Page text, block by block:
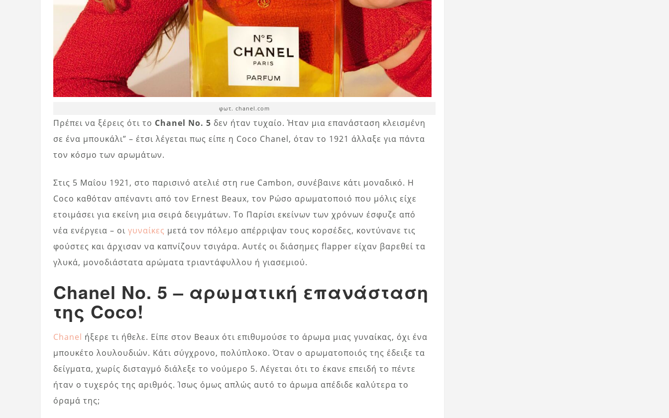
φωτ. chanel.com
Πρέπει να ξέρεις ότι το Chanel No. 5 δεν ήταν τυχαίο. Ήταν μια επανάσταση κλεισμένη
σε ένα μπουκάλι” – έτσι λέγεται πως είπε η Coco Chanel, όταν το 1921 άλλαξε για πάντα
τον κόσμο των αρωμάτων.
Στις 5 Μαΐου 1921, στο παρισινό ατελιέ στη rue Cambon, συνέβαινε κάτι μοναδικό. Η
Coco καθόταν απέναντι από τον Ernest Beaux, τον Ρώσο αρωματοποιό που μόλις είχε
ετοιμάσει για εκείνη μια σειρά δειγμάτων. Το Παρίσι εκείνων των χρόνων έσφυζε από
νέα ενέργεια – οι γυναίκες μετά τον πόλεμο απέρριψαν τους κορσέδες, κοντύνανε τις
φούστες και άρχισαν να καπνίζουν τσιγάρα. Αυτές οι διάσημες flapper είχαν βαρεθεί τα
γλυκά, μονοδιάστατα αρώματα τριαντάφυλλου ή γιασεμιού.
Chanel No. 5 – αρωματική επανάσταση
της Coco!
Chanel ήξερε τι ήθελε. Είπε στον Beaux ότι επιθυμούσε το άρωμα μιας γυναίκας, όχι ένα
μπουκέτο λουλουδιών. Κάτι σύγχρονο, πολύπλοκο. Όταν ο αρωματοποιός της έδειξε τα
δείγματα, χωρίς δισταγμό διάλεξε το νούμερο 5. Λέγεται ότι το έκανε επειδή το πέντε
ήταν ο τυχερός της αριθμός. Ίσως όμως απλώς αυτό το άρωμα απέδιδε καλύτερα το
όραμά της;